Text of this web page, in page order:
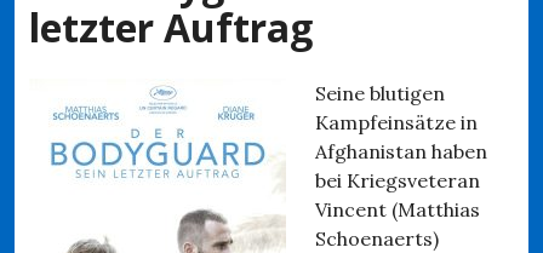
letzter Auftrag
Seine blutigen
Kampfeinsätze in
Afghanistan haben
bei Kriegsveteran
Vincent (Matthias
Schoenaerts)